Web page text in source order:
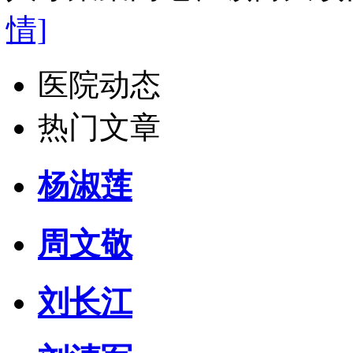
情]
医院动态
热门文章
杨淑莲
周文敬
刘长江